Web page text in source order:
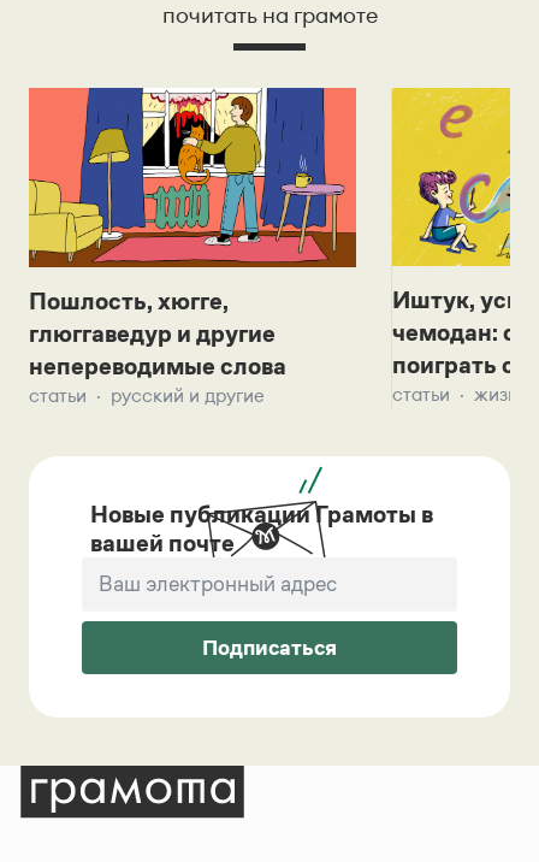
почитать на грамоте
Пошлость, хюгге,
глюггаведур и другие
непереводимые слова
статьи русский и другие
Иштук,
чемодан:
поиграть с
статьи жизнь
Новые публикации Грамоты в
вашей почте
Подписаться